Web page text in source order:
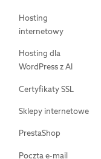
Hosting
internetowy
Hosting dla
WordPress z AI
Certyfikaty SSL
Sklepy internetowe
PrestaShop
Poczta e-mail